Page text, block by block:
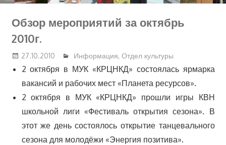
Обзор мероприятий за октябрь
2010г.
27.10.2010 Информация, Отдел культуры
2 октября в МУК «КРЦНКД» состоялась ярмарка
вакансий и рабочих мест «Планета ресурсов».
2 октября в МУК «КРЦНКД» прошли игры КВН
школьной лиги «Фестиваль открытия сезона». В
этот же день состоялось открытие танцевального
сезона для молодёжи «Энергия позитива».